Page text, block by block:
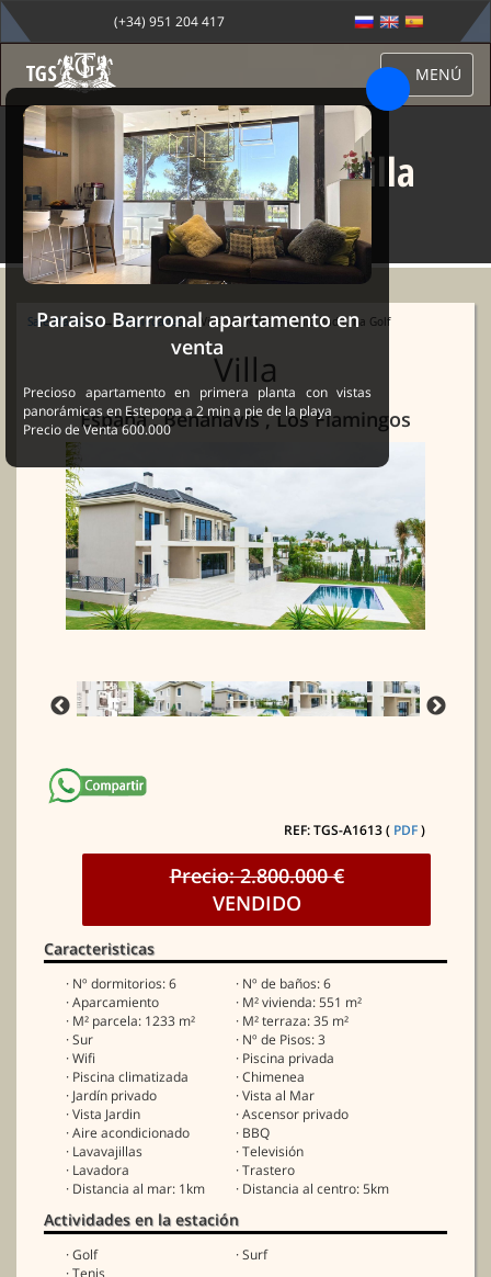
(+34) 951 204 417
MENÚ
Villa en venta en Villa
Padierna Golf
Sale Marbella→Propiedades→ Villa en venta en Villa Padierna Golf
Villa
España , Benahavís , Los Flamingos
REF: TGS-A1613 ( PDF)
Precio: 2.800.000 €
VENDIDO
Caracteristicas
· Nº dormitorios: 6
· Nº de baños: 6
· Aparcamiento
· M² vivienda: 551 m²
· M² parcela: 1233 m²
· M² terraza: 35 m²
· Sur
· Nº de Pisos: 3
· Wifi
· Piscina privada
· Piscina climatizada
· Chimenea
· Jardín privado
· Vista al Mar
· Vista Jardin
· Ascensor privado
· Aire acondicionado
· BBQ
· Lavavajillas
· Televisión
· Lavadora
· Trastero
· Distancia al mar: 1km
· Distancia al centro: 5km
Actividades en la estación
· Golf
· Surf
· Tenis
Paraiso Barrronal apartamento en
venta
Precioso apartamento en primera planta con vistas
panorámicas en Estepona a 2 min a pie de la playa
Precio de Venta 600.000